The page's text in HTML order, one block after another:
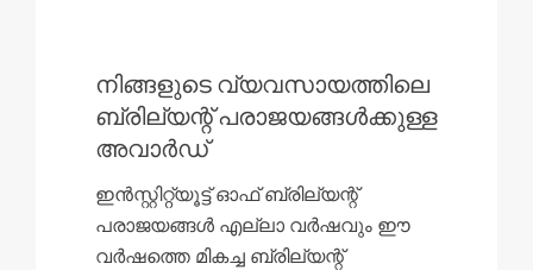
നിങ്ങളുടെ വ്യവസായത്തിലെ
ബ്രില്യന്റ് പരാജയങ്ങൾക്കുള്ള
അവാർഡ്
ഇൻസ്റ്റിറ്റ്യൂട്ട് ഓഫ് ബ്രില്യന്റ്
പരാജയങ്ങൾ എല്ലാ വർഷവും ഈ
വർഷത്തെ മികച്ച ബ്രില്യന്റ്